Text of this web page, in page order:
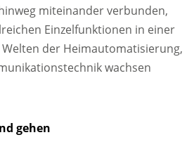
miteinander verbunden,
Einzelfunktionen in einer
der Heimautomatisierung,
wachsen
gehen